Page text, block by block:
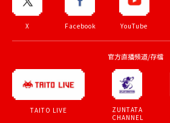
X Facebook YouTube
官方直播頻道/存檔
TAITO LIVE
ZUNTATA
CHANNEL